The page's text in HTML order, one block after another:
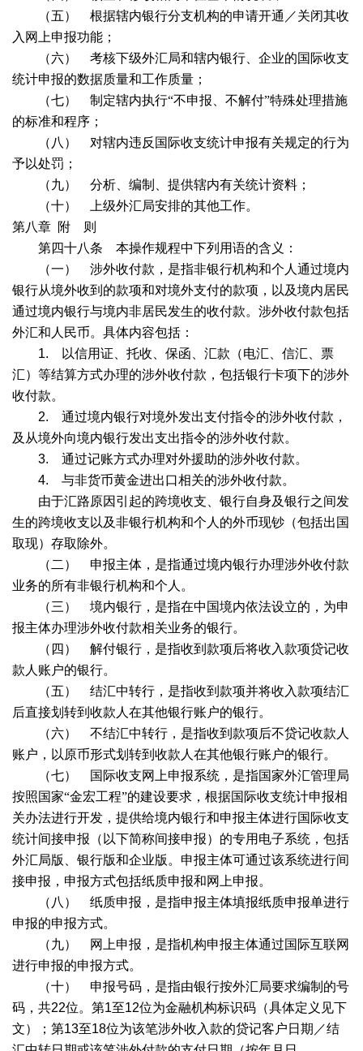
（五） 根据辖内银行分支机构的申请开通／关闭其收
入网上申报功能；
（六） 考核下级外汇局和辖内银行、企业的国际收支
统计申报的数据质量和工作质量；
（七） 制定辖内执行“不申报、不解付”特殊处理措施
的标准和程序；
（八） 对辖内违反国际收支统计申报有关规定的行为
予以处罚；
（九） 分析、编制、提供辖内有关统计资料；
（十） 上级外汇局安排的其他工作。
第八章 附
则
第四十八条 本操作规程中下列用语的含义：
（一） 涉外收付款，是指非银行机构和个人通过境内
银行从境外收到的款项和对境外支付的款项，以及境内居民
通过境内银行与境内非居民发生的收付款。涉外收付款包括
外汇和人民币。具体内容包括：
1. 以信用证、托收、保函、汇款（电汇、信汇、票
汇）等结算方式办理的涉外收付款，包括银行卡项下的涉外
收付款。
2. 通过境内银行对境外发出支付指令的涉外收付款，
及从境外向境内银行发出支出指令的涉外收付款。
3. 通过记账方式办理对外援助的涉外收付款。
4. 与非货币黄金进出口相关的涉外收付款。
由于汇路原因引起的跨境收支、银行自身及银行之间发
生的跨境收支以及非银行机构和个人的外币现钞（包括出国
取现）存取除外。
（二） 申报主体，是指通过境内银行办理涉外收付款
业务的所有非银行机构和个人。
（三） 境内银行，是指在中国境内依法设立的，为申
报主体办理涉外收付款相关业务的银行。
（四） 解付银行，是指收到款项后将收入款项贷记收
款人账户的银行。
（五） 结汇中转行，是指收到款项并将收入款项结汇
后直接划转到收款人在其他银行账户的银行。
（六） 不结汇中转行，是指收到款项后不贷记收款人
账户，以原币形式划转到收款人在其他银行账户的银行。
（七） 国际收支网上申报系统，是指国家外汇管理局
按照国家“金宏工程”的建设要求，根据国际收支统计申报相
关办法进行开发，提供给境内银行和申报主体进行国际收支
统计间接申报（以下简称间接申报）的专用电子系统，包括
外汇局版、银行版和企业版。申报主体可通过该系统进行间
接申报，申报方式包括纸质申报和网上申报。
（八） 纸质申报，是指申报主体填报纸质申报单进行
申报的申报方式。
（九） 网上申报，是指机构申报主体通过国际互联网
进行申报的申报方式。
（十） 申报号码，是指由银行按外汇局要求编制的号
码，共22位。第1至12位为金融机构标识码（具体定义见下
文）；第13至18位为该笔涉外收入款的贷记客户日期／结